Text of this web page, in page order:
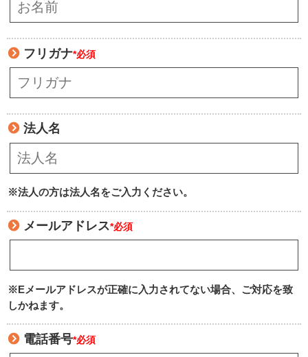
フリガナ*必須
法人名
※法人の方は法人名をご入力ください。
メールアドレス*必須
※Eメールアドレスが正確に入力されてない場合、ご対応を致
しかねます。
電話番号*必須